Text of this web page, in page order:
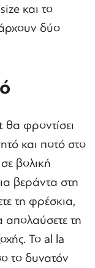
και το
δύο
φροντίσει
και ποτό στο
βολική
βεράντα στη
τη φρέσκια,
τη
Το al la
το δυνατόν